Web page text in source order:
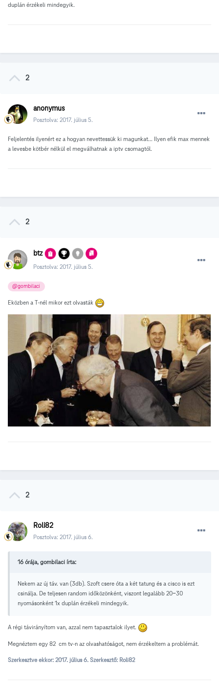
duplán érzékeli mindegyik.
2
anonymus
Posztolva: 2017. július 5.
Feljelentés ilyenért ez a hogyan nevettessük ki magunkat... Ilyen efik max mennek
a levesbe kötbér nélkül el megválhatnak a iptv csomagtól.
2
btz
Posztolva: 2017. július 5.
@gombilaci
Eközben a T-nél mikor ezt olvasták
2
Roli82
Posztolva: 2017. július 6.
16 órája, gombilaci írta:
Nekem az új táv. van (3db). Szoft csere óta a két tatung és a cisco is ezt
csinálja. De teljesen random időközönként, viszont legalább 20-30
nyomásonként 1x duplán érzékeli mindegyik.
A régi távirányítom van, azzal nem tapasztalok ilyet.
Megnéztem egy 82 cm tv-n az olvashatóságot, nem érzékeltem a problémát.
Szerkesztve ekkor: 2017. július 6. Szerkesztő: Roli82